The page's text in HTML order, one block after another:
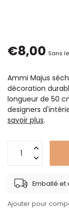
€8,00 Sans
Ammi Majus
décoration
longueur de 50
designers
savoir plus.
Emballé et
Ajouter pour